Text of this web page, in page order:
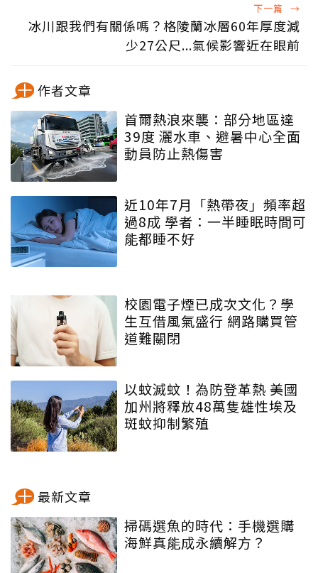
下一篇 →
冰川跟我們有關係嗎？格陵蘭冰層60年厚度減
少27公尺...氣候影響近在眼前
作者文章
首爾熱浪來襲：部分地區達
39度 灑水車、避暑中心全面
動員防止熱傷害
近10年7月「熱帶夜」頻率超
過8成 學者：一半睡眠時間可
能都睡不好
校園電子煙已成次文化？學
生互借風氣盛行 網路購買管
道難關閉
以蚊滅蚊！為防登革熱 美國
加州將釋放48萬隻雄性埃及
斑蚊抑制繁殖
最新文章
掃碼選魚的時代：手機選購
海鮮真能成永續解方？